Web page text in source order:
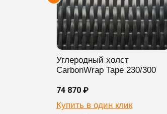
Углеродный холст
CarbonWrap Tape 230/300
74 870 ₽
Купить в один клик